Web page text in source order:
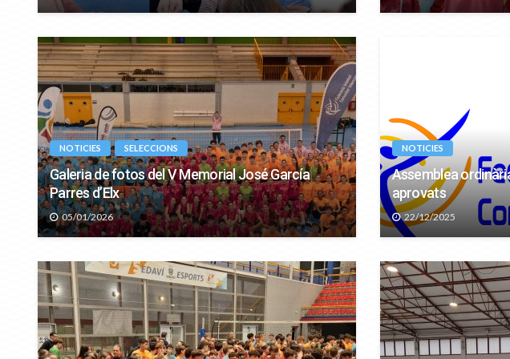
NOTICIES SELECCIONS
Galeria de fotos del V Memorial José García
Parres d’Elx
05/01/2026
NOTICIES
Assemblea
aprovats
22/12/2025